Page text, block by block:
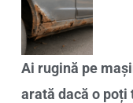
Ai rugină pe
arată dacă o